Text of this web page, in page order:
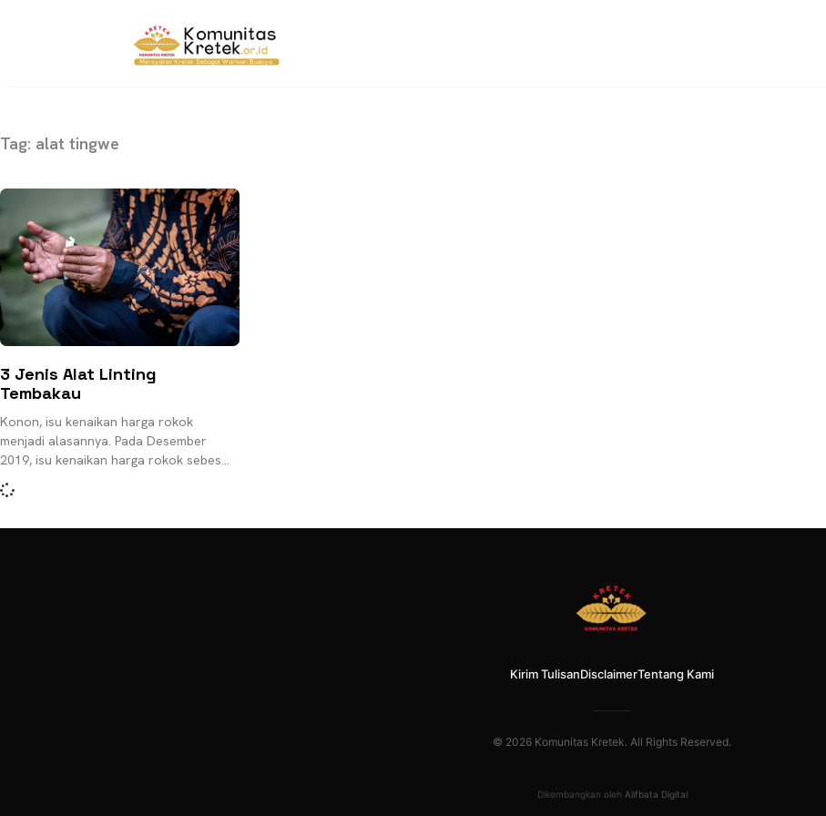
Tag: alat tingwe
3 Jenis Alat Linting
Tembakau
Konon, isu kenaikan harga rokok
menjadi alasannya. Pada Desember
2019, isu kenaikan harga rokok sebesar
35 persen santer terdengar. Mulai saat
itu, budaya tingwe mulai
Kirim TulisanDisclaimerTentang Kami
© 2026 Komunitas Kretek. All Rights Reserved.
Dikembangkan oleh Alifbata Digital